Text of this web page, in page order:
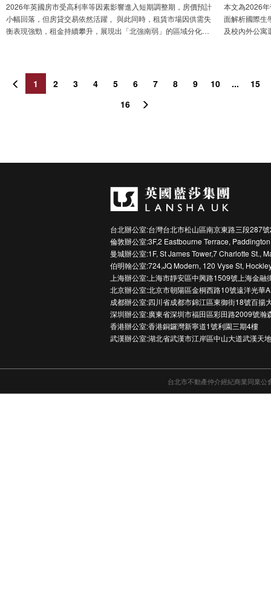
2026年英國房市受高利率等因素影響進入短期調整期，房價預計
小幅回落，但房貸交易依然活躍 。與此同時，租賃市場因供需失
衡表現強勁，租金持續攀升，展現出「北強南弱」的區域分化特
本文為2026
面解析國際生
及校內外公寓
1 2 3 4 5 6 7 8 9 10 ...
15
16
台北辦公室:台灣台北市松山區南京東路三段287
倫敦辦公室:3F,2 Eastbourne Terrace,
曼城辦公室:1F, St James Tower,7 Charlotte St.,
伯明翰公室:724,JQ Modern, 120 Vyse St,
上海辦公室:上海市靜安區中興路1509號上海金融
北京辦公室:北京市朝陽區金桐西路10號遠洋光華
成都辦公室:四川省成都市錦江區東御街18號百揚
深圳辦公室:廣東省深圳市福田區彩田路2009號瀚
香港辦公室:香港銅鑼灣新寧道1號利園三期4樓
武漢辦公室:湖北省武漢市江岸區中山大道武漢天
台北市不動產仲介經紀商業同業公